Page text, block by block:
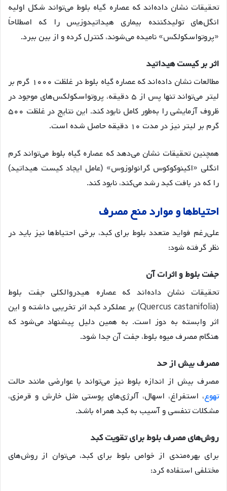
تحقیقات نشان داده‌اند که عصاره گیاه بلوط می‌تواند شکل اولیه
انگل‌های تولیدکننده بیماری هیداتیدوزیس را که اصطلاحاً
«پروتواسکولکس» نامیده می‌شوند، کنترل کرده و از بین ببرد.
اثربرکیستهیداتید
مطالعات نشان داده‌اند که عصاره گیاه بلوط در غلظت ۱۰۰۰ گرم بر
لیتر می‌تواند تنها پس از ۵ دقیقه، پروتواسکولکس‌های موجود در
ظروف آزمایشی را به‌طور کامل نابود کند. این نتایج در غلظت ۵۰۰
گرم بر لیتر نیز در مدت ۱۰ دقیقه حاصل شده است
.
همچنین تحقیقات نشان می‌دهد که عصاره گیاه بلوط می‌تواند کرم
انگلی «اکینوکوکوس گرانولوزوس» (عامل ایجاد کیست هیداتید)
را که در بافت کبد رشد می‌کند، نابود کند.
احتیاطهاومواردمنعمصرف
علی‌رغم فواید متعدد بلوط برای کبد، برخی احتیاط‌ها نیز باید در
نظر گرفته شود:
جفتبلوطواثراتآن
تحقیقات نشان داده‌اند که عصاره هیدروالکلی جفت بلوط
(Quercus castanifolia) بر عملکرد کبد اثر تخریبی داشته و این
اثر وابسته به دوز است. به همین دلیل پیشنهاد می‌شود که
هنگام مصرف میوه بلوط، جفت آن جدا شود.
مصرفبیشازحد
مصرف بیش از اندازه بلوط نیز می‌تواند با عوارضی مانند حالت
تهوع، استفراغ، اسهال، آلرژی‌های پوستی مثل خارش و قرمزی،
مشکلات تنفسی و آسیب به کبد همراه باشد.
روشهایمصرفبلوطبرایتقویتکبد
برای بهره‌مندی از خواص بلوط برای کبد، می‌توان از روش‌های
مختلفی استفاده کرد: